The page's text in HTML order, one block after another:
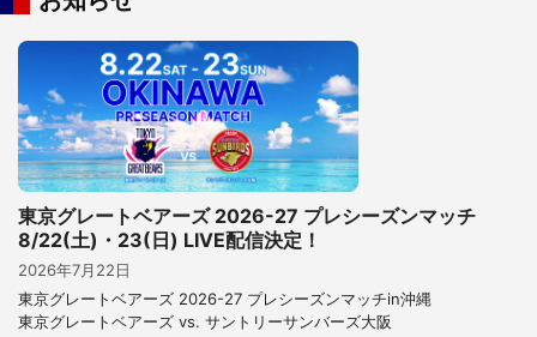
東京グレートベアーズ 2026-27 プレシーズンマッチ
8/22(土)・23(日) LIVE配信決定！
2026年7月22日
東京グレートベアーズ 2026-27 プレシーズンマッチin沖縄
東京グレートベアーズ vs. サントリーサンバーズ大阪